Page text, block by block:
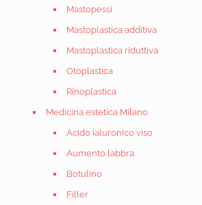
Mastopessi
Mastoplastica additiva
Mastoplastica riduttiva
Otoplastica
Rinoplastica
Medicina estetica Milano
Acido ialuronico viso
Aumento labbra
Botulino
Filler